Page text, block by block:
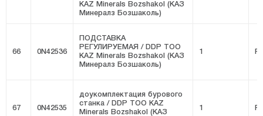
KAZ Minerals Bozshakol (КАЗ
Минералз Бозшаколь)
66 0N42536
ПОДСТАВКА
РЕГУЛИРУЕМАЯ / DDP ТОО
KAZ Minerals Bozshakol (КАЗ
Минералз Бозшаколь)
1
67 0N42535
доукомплектация бурового
станка / DDP ТОО KAZ
Minerals Bozshakol (КАЗ
1